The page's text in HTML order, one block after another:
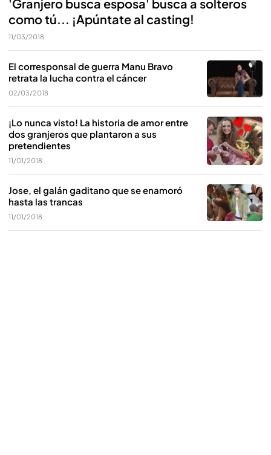
'Granjero busca esposa' busca a solteros
como tú... ¡Apúntate al casting!
11/03/2018
El corresponsal de guerra Manu Bravo
retrata la lucha contra el cáncer
02/03/2018
¡Lo nunca visto! La historia de amor entre
dos granjeros que plantaron a sus
pretendientes
11/01/2018
Jose, el galán gaditano que se enamoró
hasta las trancas
11/01/2018